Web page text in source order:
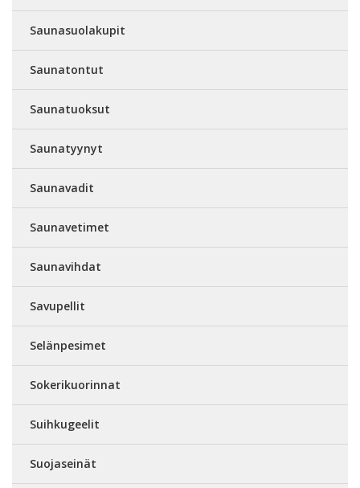
Saunasuolakupit
Saunatontut
Saunatuoksut
Saunatyynyt
Saunavadit
Saunavetimet
Saunavihdat
Savupellit
Selänpesimet
Sokerikuorinnat
Suihkugeelit
Suojaseinät